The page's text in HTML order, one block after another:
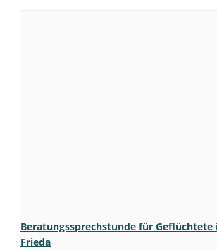
Beratungssprechstunde für Geflüchtete
Frieda